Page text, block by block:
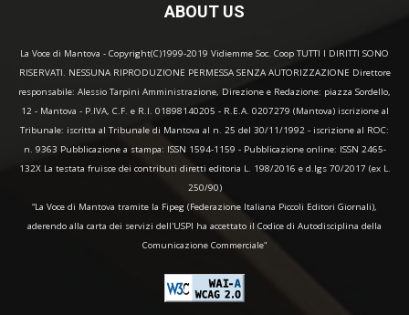
ABOUT US
La Voce di Mantova - Copyright(C)1999-2019 Vidiemme Soc. Coop TUTTI I DIRITTI SONO
RISERVATI. NESSUNA RIPRODUZIONE PERMESSA SENZA AUTORIZZAZIONE Direttore
responsabile: Alessio Tarpini Amministrazione, Direzione e Redazione: piazza Sordello,
12 - Mantova - P.IVA, C.F. e R.I. 01898140205 - R.E.A. 0207279 (Mantova) iscrizione al
Tribunale: iscritta al Tribunale di Mantova al n. 25 del 30/11/1992 - iscrizione al ROC:
n. 9363 Pubblicazione a stampa: ISSN 1594-1159 - Pubblicazione online: ISSN 2465-
132X La testata fruisce dei contributi diretti editoria L. 198/2016 e d.lgs 70/2017 (ex L.
250/90)
“La Voce di Mantova tramite la Fipeg (Federazione Italiana Piccoli Editori Giornali),
aderendo alla carta dei servizi dell'USPI ha accettato il Codice di Autodisciplina della
Comunicazione Commerciale"